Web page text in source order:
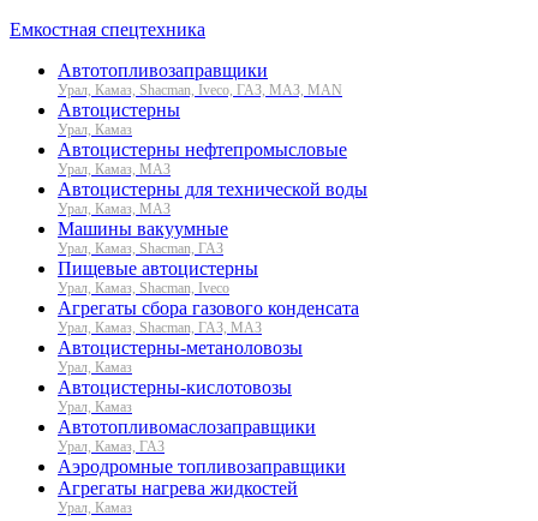
Емкостная спецтехника
Автотопливозаправщики
Урал, Камаз, Shacman, Iveco, ГАЗ, МАЗ, MAN
Автоцистерны
Урал, Камаз
Автоцистерны нефтепромысловые
Урал, Камаз, МАЗ
Автоцистерны для технической воды
Урал, Камаз, МАЗ
Машины вакуумные
Урал, Камаз, Shacman, ГАЗ
Пищевые автоцистерны
Урал, Камаз, Shacman, Iveco
Агрегаты сбора газового конденсата
Урал, Камаз, Shacman, ГАЗ, МАЗ
Автоцистерны-метаноловозы
Урал, Камаз
Автоцистерны-кислотовозы
Урал, Камаз
Автотопливомаслозаправщики
Урал, Камаз, ГАЗ
Аэродромные топливозаправщики
Агрегаты нагрева жидкостей
Урал, Камаз